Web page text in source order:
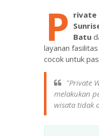
P rivate
Batu
layanan
cocok untuk
"Private
melakukan
wisata tidak